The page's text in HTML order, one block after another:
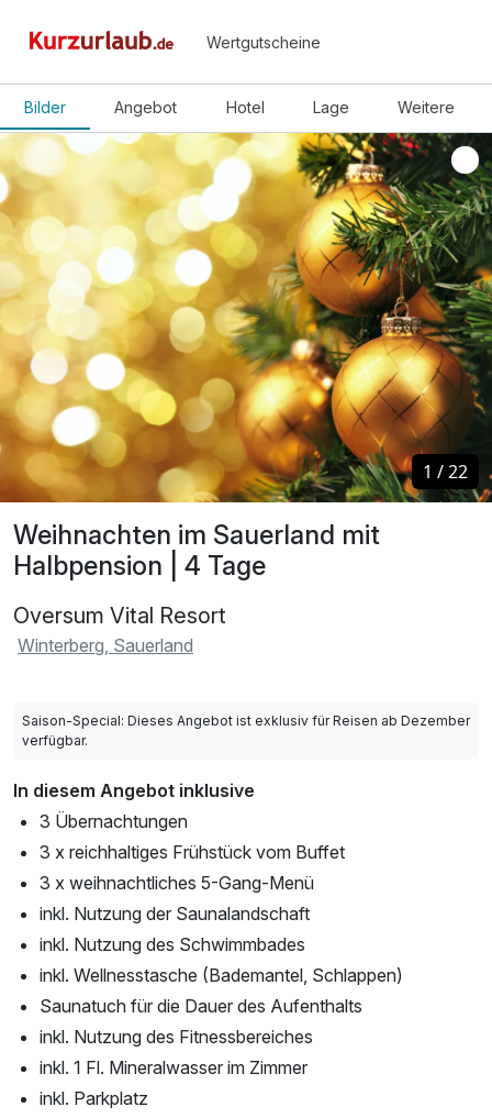
Wertgutscheine
Bilder Angebot Hotel Lage Weitere
Weihnachten im Sauerland mit
Halbpension | 4 Tage
Oversum Vital Resort
Winterberg, Sauerland
1 /22
1 /22
Saison-Special: Dieses Angebot ist exklusiv für Reisen ab Dezember
verfügbar.
In diesem Angebot inklusive
3 Übernachtungen
3 x reichhaltiges Frühstück vom Buffet
3 x weihnachtliches 5-Gang-Menü
inkl. Nutzung der Saunalandschaft
inkl. Nutzung des Schwimmbades
inkl. Wellnesstasche (Bademantel, Schlappen)
Saunatuch für die Dauer des Aufenthalts
inkl. Nutzung des Fitnessbereiches
inkl. 1 Fl. Mineralwasser im Zimmer
inkl. Parkplatz